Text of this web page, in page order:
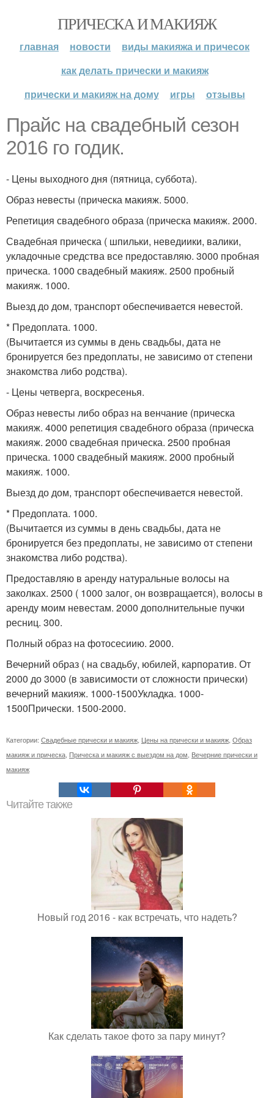
ПРИЧЕСКА И МАКИЯЖ
главная новости
виды макияжа и причесок
как делать прически и макияж
прически и макияж на дому
игры отзывы
Прайс на свадебный сезон
2016 го годик.
- Цены выходного дня (пятница, суббота).
Образ невесты (прическа макияж. 5000.
Репетиция свадебного образа (прическа макияж. 2000.
Свадебная прическа ( шпильки, неведиики, валики,
укладочные средства все предоставляю. 3000 пробная
прическа. 1000 свадебный макияж. 2500 пробный
макияж. 1000.
Выезд до дом, транспорт обеспечивается невестой.
* Предоплата. 1000.
(Вычитается из суммы в день свадьбы, дата не
бронируется без предоплаты, не зависимо от степени
знакомства либо родства).
- Цены четверга, воскресенья.
Образ невесты либо образ на венчание (прическа
макияж. 4000 репетиция свадебного образа (прическа
макияж. 2000 свадебная прическа. 2500 пробная
прическа. 1000 свадебный макияж. 2000 пробный
макияж. 1000.
Выезд до дом, транспорт обеспечивается невестой.
* Предоплата. 1000.
(Вычитается из суммы в день свадьбы, дата не
бронируется без предоплаты, не зависимо от степени
знакомства либо родства).
Предоставляю в аренду натуральные волосы на
заколках. 2500 ( 1000 залог, он возвращается), волосы в
аренду моим невестам. 2000 дополнительные пучки
ресниц. 300.
Полный образ на фотосесиию. 2000.
Вечерний образ ( на свадьбу, юбилей, карпоратив. От
2000 до 3000 (в зависимости от сложности прически)
вечерний макияж. 1000-1500Укладка. 1000-
1500Прически. 1500-2000.
Категории: Свадебные прически и макияж Цены на прически и макияж Образ
макияж и прическа Прическа и макияж с выездом на дом Вечерние прически и
макияж
Читайте также
Новый год 2016 - как встречать, что надеть?
Как сделать такое фото за пару минут?